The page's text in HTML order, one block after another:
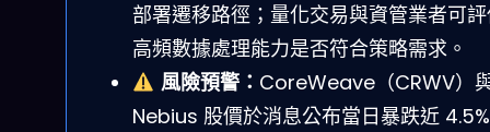
部署遷移路徑；量化交易與資管業者可
高頻數據處理能力是否符合策略需求。
風險預警： CoreWeave（CRWV）
Nebius 股價於消息公布當日暴跌近